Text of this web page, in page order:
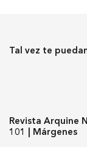
Tal vez te
Revista Arquine
101 | Márgenes